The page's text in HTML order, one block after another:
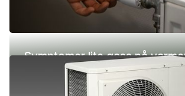
Symptomer lite gass på